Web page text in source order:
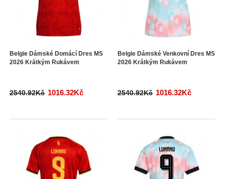
Belgie Dámské Domácí Dres MS
2026 Krátkým Rukávem
2540.92Kč 1016.32Kč
Belgie Dámské Venkovní Dres MS
2026 Krátkým Rukávem
2540.92Kč 1016.32Kč